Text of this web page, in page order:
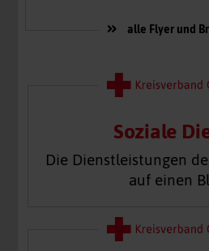
alle Flyer und
Soziale
Die Dienstleistungen
auf einen